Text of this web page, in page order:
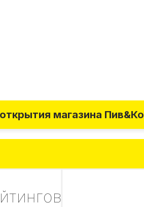
магазина Пив&Ко